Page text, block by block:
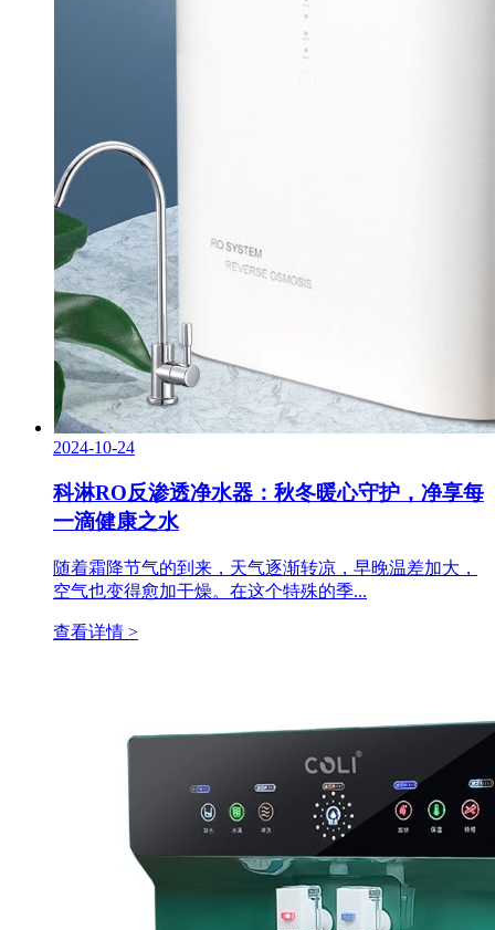
2024-10-24
科淋RO反渗透净水器：秋冬暖心守护，净享每
一滴健康之水
随着霜降节气的到来，天气逐渐转凉，早晚温差加大，
空气也变得愈加干燥。在这个特殊的季...
查看详情 >